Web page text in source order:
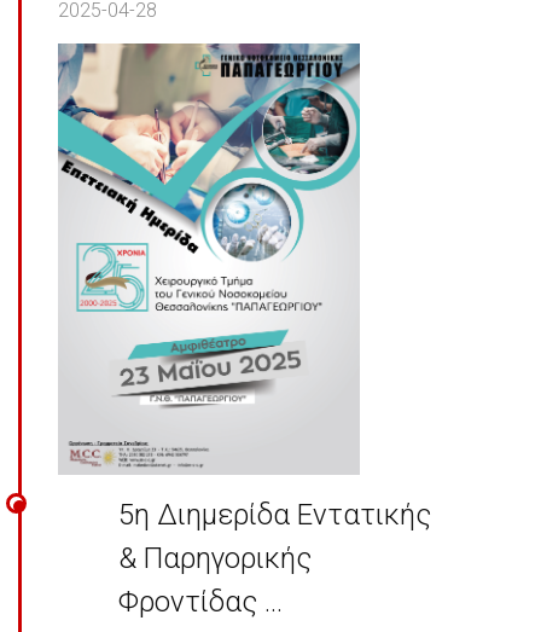
2025-04-28
5η Διημερίδα Εντατικής
& Παρηγορικής
Φροντίδας ...